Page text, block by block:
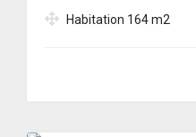
Habitation 164 m2